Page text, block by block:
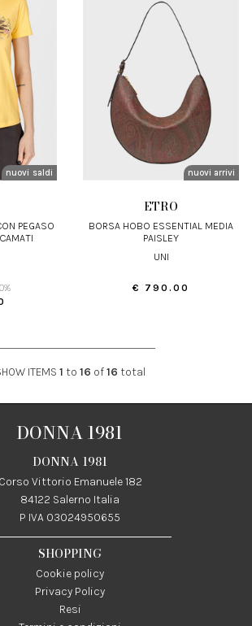
nuovi arrivi
saldi nuovi arrivi
ETRO
BORSA HOBO ESSENTIAL MEDIA
PAISLEY
UNI
€ 790.00
ITEMS 1 to 16 of16 total
DONNA 1981
DONNA 1981
Corso Vittorio Emanuele 182
84122 Salerno Italia
P IVA 03024950655
SHOPPING
Cookie policy
Privacy Policy
Resi